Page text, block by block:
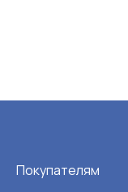
Покупателям